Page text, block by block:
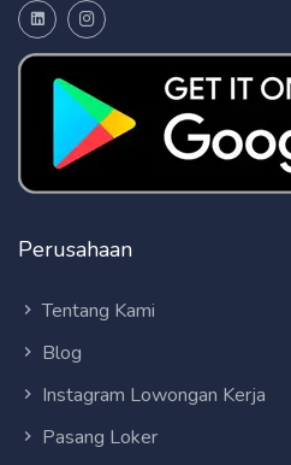
Perusahaan
Tentang Kami
Blog
Instagram Lowongan Kerja
Pasang Loker